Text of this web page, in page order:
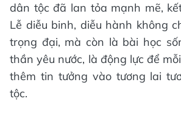
dân tộc đã lan tỏa mạnh mẽ,
Lễ diễu binh, diễu hành không
trọng đại, mà còn là bài học
thần yêu nước, là động lực để
thêm tin tưởng vào tương lai
tộc.